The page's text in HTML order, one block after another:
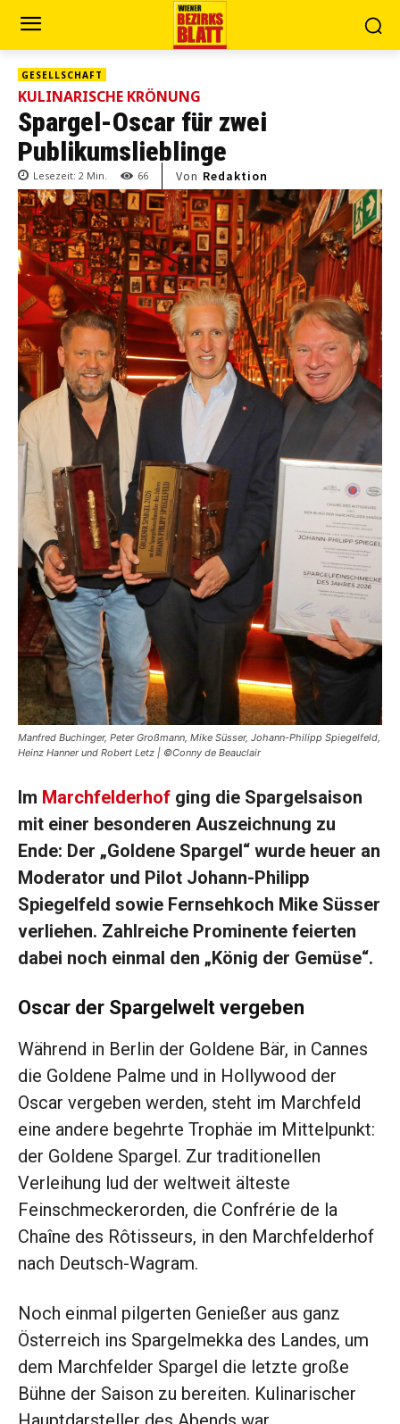
GESELLSCHAFT
KULINARISCHE KRÖNUNG
Spargel-Oscar für zwei
Publikumslieblinge
Lesezeit: 2 Min. 66 Von Redaktion
Manfred Buchinger, Peter Großmann, Mike Süsser, Johann-Philipp Spiegelfeld,
Heinz Hanner und Robert Letz | ©Conny de Beauclair
Im Marchfelderhof ging die Spargelsaison
mit einer besonderen Auszeichnung zu
Ende: Der „Goldene Spargel“ wurde heuer an
Moderator und Pilot Johann-Philipp
Spiegelfeld sowie Fernsehkoch Mike Süsser
verliehen. Zahlreiche Prominente feierten
dabei noch einmal den „König der Gemüse“.
Oscar der Spargelwelt vergeben
Während in Berlin der Goldene Bär, in Cannes
die Goldene Palme und in Hollywood der
Oscar vergeben werden, steht im Marchfeld
eine andere begehrte Trophäe im Mittelpunkt:
der Goldene Spargel. Zur traditionellen
Verleihung lud der weltweit älteste
Feinschmeckerorden, die Confrérie de la
Chaîne des Rôtisseurs, in den Marchfelderhof
nach Deutsch-Wagram.
Noch einmal pilgerten Genießer aus ganz
Österreich ins Spargelmekka des Landes, um
dem Marchfelder Spargel die letzte große
Bühne der Saison zu bereiten. Kulinarischer